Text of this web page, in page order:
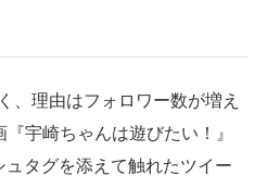
理由はフォロワー数が増え
宇崎ちゃんは遊びたい！』
タグを添えて触れたツイー